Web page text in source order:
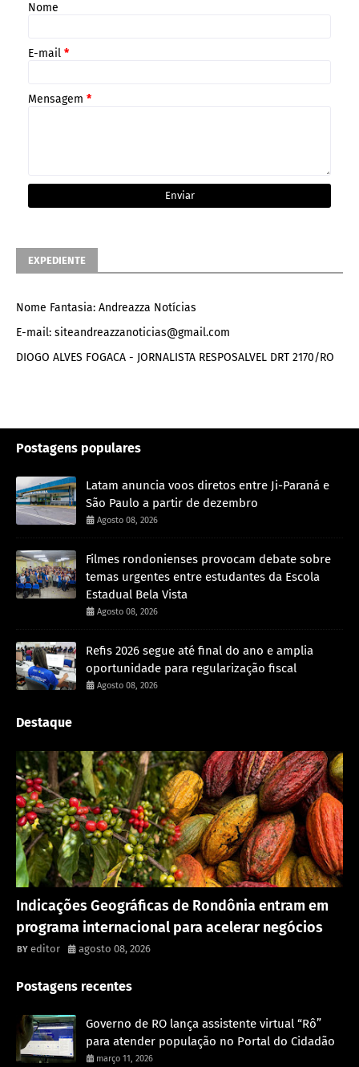
Nome
E-mail *
Mensagem *
EXPEDIENTE
Nome Fantasia: Andreazza Notícias
E-mail: siteandreazzanoticias@gmail.com
DIOGO ALVES FOGACA - JORNALISTA RESPOSALVEL DRT 2170/RO
Postagens populares
Latam anuncia voos diretos entre Ji-Paraná e
São Paulo a partir de dezembro
Agosto 08, 2026
Filmes rondonienses provocam debate sobre
temas urgentes entre estudantes da Escola
Estadual Bela Vista
Agosto 08, 2026
Refis 2026 segue até final do ano e amplia
oportunidade para regularização fiscal
Agosto 08, 2026
Destaque
Indicações Geográficas de Rondônia entram em
programa internacional para acelerar negócios
editor agosto 08, 2026
Postagens recentes
Governo de RO lança assistente virtual “Rô”
para atender população no Portal do Cidadão
março 11, 2026